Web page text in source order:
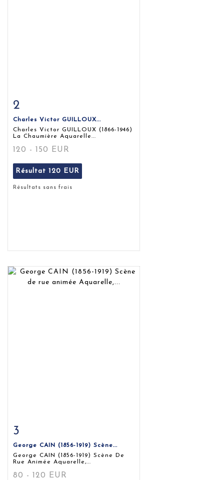
Fiche détaillée
2
Charles Victor GUILLOUX...
Charles Victor GUILLOUX (1866-1946)
La Chaumière Aquarelle...
120 - 150 EUR
Résultat 120 EUR
Résultats sans frais
Fiche détaillée
3
George CAIN (1856-1919) Scène...
George CAIN (1856-1919) Scène De
Rue Animée Aquarelle,...
80 - 120 EUR